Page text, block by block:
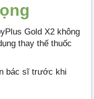
Gold X2 không
thay thế thuốc
bác sĩ trước khi